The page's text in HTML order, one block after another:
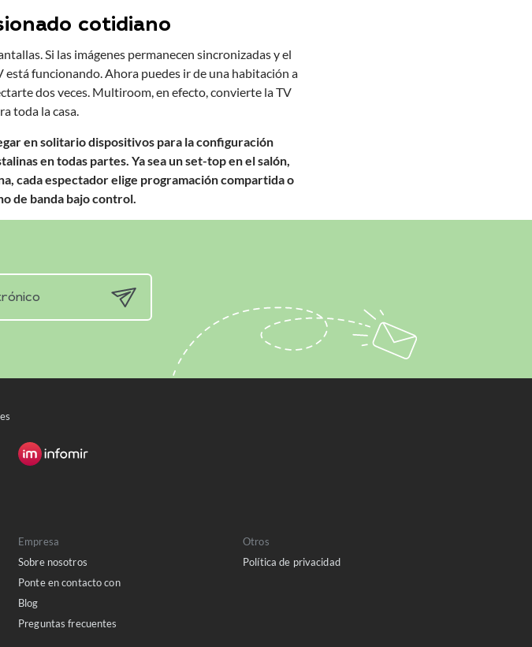
cotidiano
Si las imágenes permanecen sincronizadas y el
funcionando. Ahora puedes ir de una habitación a
dos veces. Multiroom, en efecto, convierte la TV
toda la casa.
en solitario dispositivos para la configuración
en todas partes. Ya sea un set-top en el salón,
cada espectador elige programación compartida o
de banda bajo control.
Empresa
Sobre nosotros
Ponte en contacto con
Blog
Preguntas frecuentes
Otros
Política de privacidad